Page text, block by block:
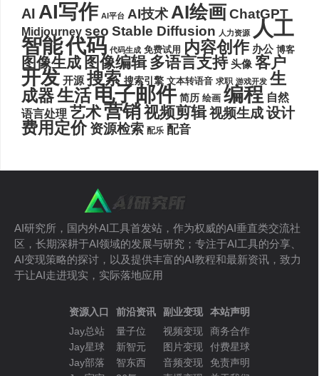
AI AI写作 AI平台 AI技术AI绘画ChatGPT
Midjourney seo Stable Diffusion 人力资源 人工
智能代码 代码生成 免费试用 内容创作 办公 博客
图像生成 图像编辑 多语言支持 头像 客户
开发 开源 搜索 搜索引擎 文本转语音 求职 游戏开发 生
成器生活电子邮件 简历 绘画 编程 自然
语言处理 艺术营销视频剪辑视频生成设计
费用定价 资源检索 配乐 配音
AI研究所，国内外AI工具首发站，作为权威的AI垂直类交流社
区，长期深耕于AI领域的发展与研究；专注于AI工具的分享、
AI变现策略的探讨，以及提供丰富的AI教程和最新资讯，致力
于让AI走进现实，实际落地应用
资源入口
Jay总站
Jay星球
Jay部落
前沿资讯
量子位
新智元
智东西
副业变现
视频变现
图片变现
音频变现
本站声明
商务合作
付费星球
免责声明